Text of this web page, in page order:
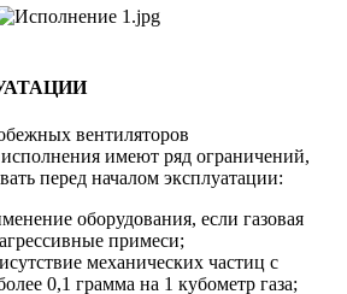
вентиляторов
имеют ряд ограничений,
перед началом эксплуатации:
оборудования, если газовая
примеси;
механических частиц с
0,1 грамма на 1 кубометр газа;